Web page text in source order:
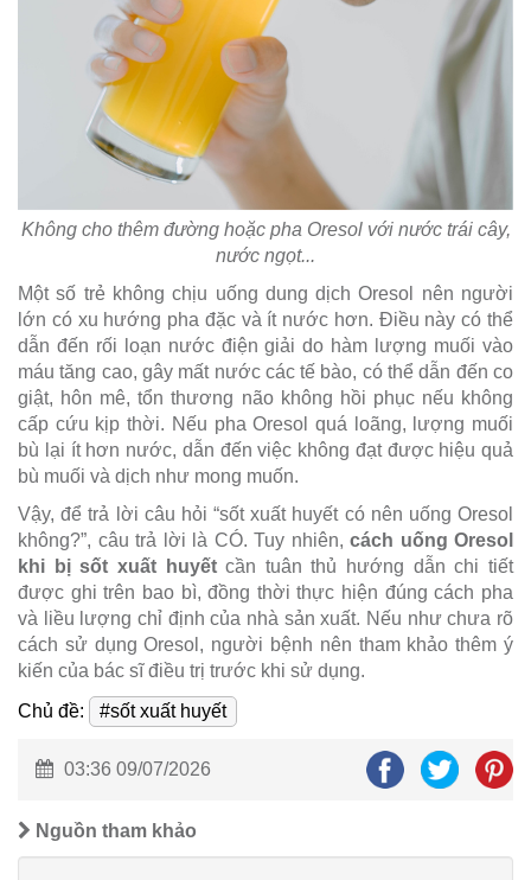
Không cho thêm đường hoặc pha Oresol với nước trái cây,
nước ngọt...
Một số trẻ không chịu uống dung dịch Oresol nên người
lớn có xu hướng pha đặc và ít nước hơn. Điều này có thể
dẫn đến rối loạn nước điện giải do hàm lượng muối vào
máu tăng cao, gây mất nước các tế bào, có thể dẫn đến co
giật, hôn mê, tổn thương não không hồi phục nếu không
cấp cứu kịp thời. Nếu pha Oresol quá loãng, lượng muối
bù lại ít hơn nước, dẫn đến việc không đạt được hiệu quả
bù muối và dịch như mong muốn.
Vậy, để trả lời câu hỏi “sốt xuất huyết có nên uống Oresol
không?”, câu trả lời là CÓ. Tuy nhiên, cách uống Oresol
khi bị sốt xuất huyếtcần tuân thủ hướng dẫn chi tiết
được ghi trên bao bì, đồng thời thực hiện đúng cách pha
và liều lượng chỉ định của nhà sản xuất. Nếu như chưa rõ
cách sử dụng Oresol, người bệnh nên tham khảo thêm ý
kiến của bác sĩ điều trị trước khi sử dụng.
Chủ đề:
#sốt xuất huyết
03:36 09/07/2026
Nguồn tham khảo